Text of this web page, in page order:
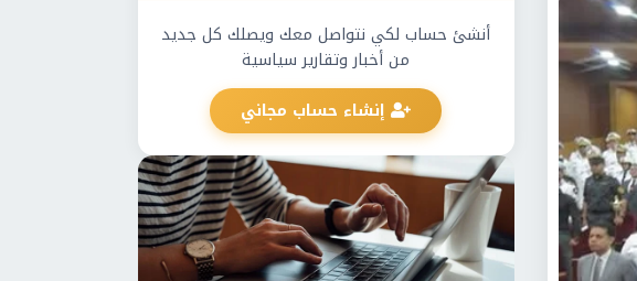
أنشئ حساب لكي نتواصل معك ويصلك كل جديد
من أخبار وتقارير سياسية
إنشاء حساب مجاني